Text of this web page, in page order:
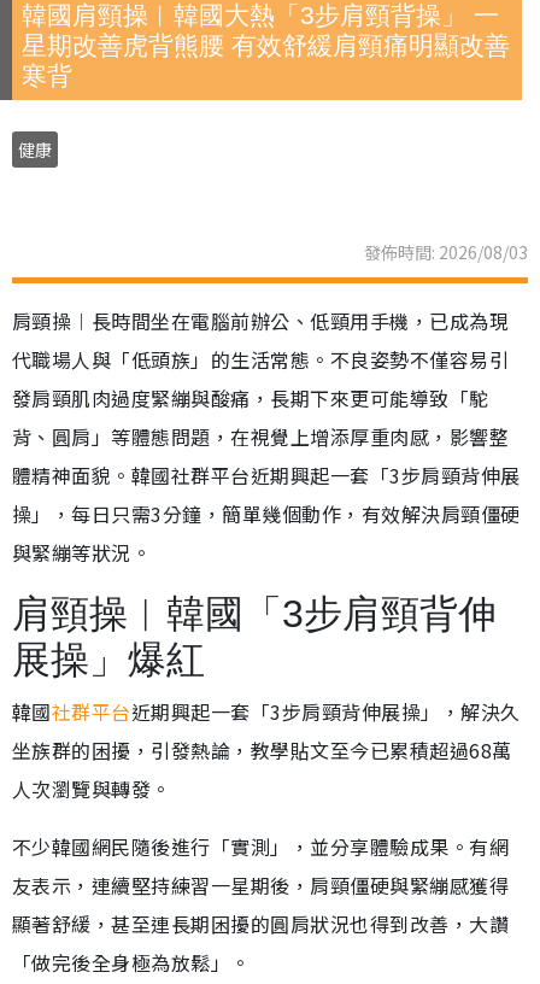
韓國肩頸操︱韓國大熱「3步肩頸背操」 一
星期改善虎背熊腰 有效舒緩肩頸痛明顯改善
寒背
健康
發佈時間: 2026/08/03
肩頸操︱長時間坐在電腦前辦公、低頸用手機，已成為現
代職場人與「低頭族」的生活常態。不良姿勢不僅容易引
發肩頸肌肉過度緊繃與酸痛，長期下來更可能導致「駝
背、圓肩」等體態問題，在視覺上增添厚重肉感，影響整
體精神面貌。韓國社群平台近期興起一套「3步肩頸背伸展
操」，每日只需3分鐘，簡單幾個動作，有效解決肩頸僵硬
與緊繃等狀況。
肩頸操︱韓國「3步肩頸背伸
展操」爆紅
韓國社群平台近期興起一套「3步肩頸背伸展操」，解決久
坐族群的困擾，引發熱論，教學貼文至今已累積超過68萬
人次瀏覽與轉發。
不少韓國網民隨後進行「實測」，並分享體驗成果。有網
友表示，連續堅持練習一星期後，肩頸僵硬與緊繃感獲得
顯著舒緩，甚至連長期困擾的圓肩狀況也得到改善，大讚
「做完後全身極為放鬆」。